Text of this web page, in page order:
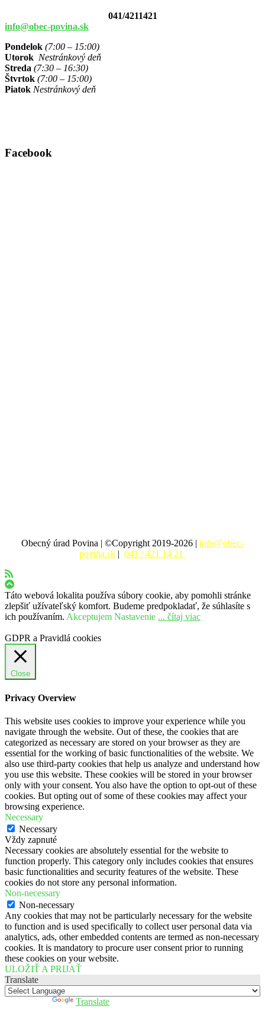
041/4211421
info@obec-povina.sk
Pondelok (7:00 – 15:00)
Utorok Nestránkový deň
Streda (7:30 – 16:30)
Štvrtok (7:00 – 15:00)
Piatok Nestránkový deň
Facebook
Obecný úrad Povina | ©Copyright 2019-2026 | info@obec-
povina.sk | 041 / 421 14 21
Táto webová lokalita používa súbory cookie, aby pomohli stránke
zlepšiť užívateľský komfort. Budeme predpokladať, že súhlasíte s
ich používaním. Akceptujem Nastavenie ... čítaj viac
GDPR a Pravidlá cookies
Close
Privacy Overview
This website uses cookies to improve your experience while you
navigate through the website. Out of these, the cookies that are
categorized as necessary are stored on your browser as they are
essential for the working of basic functionalities of the website. We
also use third-party cookies that help us analyze and understand how
you use this website. These cookies will be stored in your browser
only with your consent. You also have the option to opt-out of these
cookies. But opting out of some of these cookies may affect your
browsing experience.
Necessary
Necessary
Vždy zapnuté
Necessary cookies are absolutely essential for the website to
function properly. This category only includes cookies that ensures
basic functionalities and security features of the website. These
cookies do not store any personal information.
Non-necessary
Non-necessary
Any cookies that may not be particularly necessary for the website
to function and is used specifically to collect user personal data via
analytics, ads, other embedded contents are termed as non-necessary
cookies. It is mandatory to procure user consent prior to running
these cookies on your website.
ULOŽIŤ A PRIJAŤ
Translate
Translate